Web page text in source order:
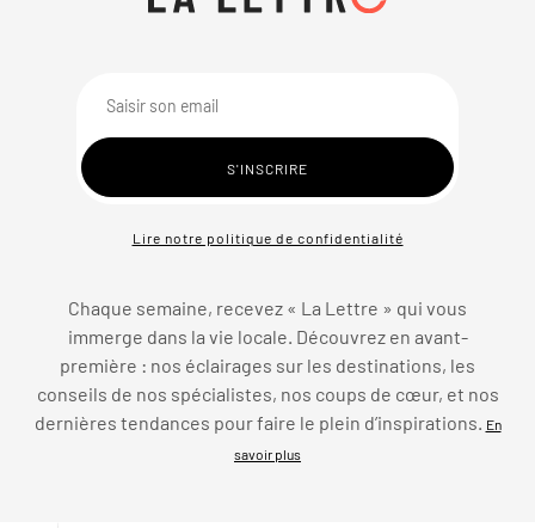
Lire notre politique de confidentialité
Chaque semaine, recevez « La Lettre » qui vous
immerge dans la vie locale. Découvrez en avant-
première : nos éclairages sur les destinations, les
conseils de nos spécialistes, nos coups de cœur, et nos
dernières tendances pour faire le plein d’inspirations.
En
savoir plus